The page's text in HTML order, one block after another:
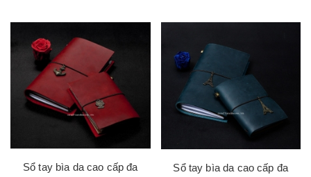
Sổ tay bìa da cao cấp đa
Sổ tay bìa da cao cấp đa